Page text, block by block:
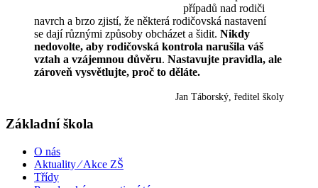
případů nad rodiči
navrch a brzo zjistí, že některá rodičovská nastavení
se dají různými způsoby obcházet a šidit. Nikdy
nedovolte, aby rodičovská kontrola narušila váš
vztah a vzájemnou důvěru. Nastavujte pravidla, ale
zároveň vysvětlujte, proč to děláte.
Jan Táborský, ředitel školy
Základní škola
O nás
Aktuality ⁄ Akce ZŠ
Třídy